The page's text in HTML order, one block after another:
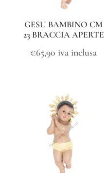
GESU BAMBINO CM
23 BRACCIA APERTE
€65,90 iva inclusa